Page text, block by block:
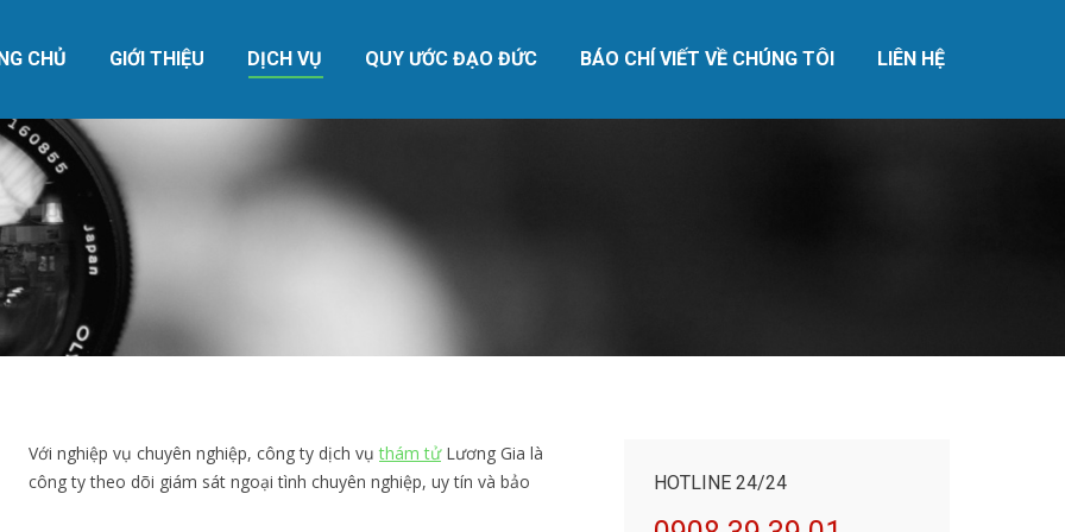
CHỦ GIỚI THIỆU DỊCH VỤ QUY ƯỚC ĐẠO ĐỨC BÁO CHÍ VIẾT VỀ CHÚNG TÔI LIÊN HỆ
Với nghiệp vụ chuyên nghiệp, công ty dịch vụthám tửLương Gia là
công ty theo dõi giám sát ngoại tình chuyên nghiệp, uy tín và bảo
HOTLINE 24/24